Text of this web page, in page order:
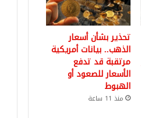
تحذير بشأن أسعار
الذهب.. بيانات أمريكية
مرتقبة قد تدفع
الأسعار للصعود أو
الهبوط
منذ 11 ساعة